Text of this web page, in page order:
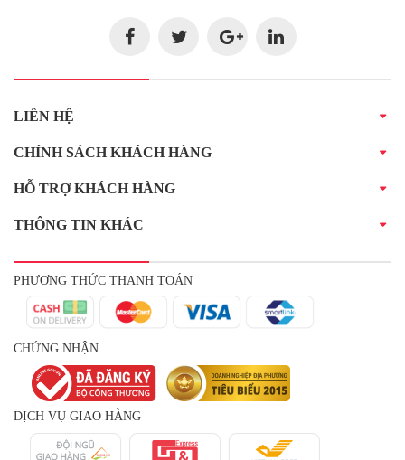
LIÊN HỆ
CHÍNH SÁCH KHÁCH HÀNG
HỖ TRỢ KHÁCH HÀNG
THÔNG TIN KHÁC
PHƯƠNG THỨC THANH TOÁN
CHỨNG NHẬN
DỊCH VỤ GIAO HÀNG